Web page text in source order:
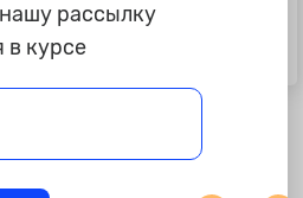
1 090 ₽
Стяжка для груза с трещоткой, 8
метров.
рассылку
в курсе